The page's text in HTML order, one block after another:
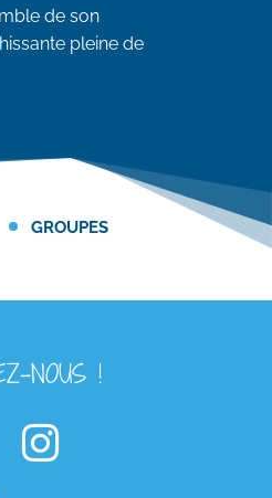
de son
pleine de
GROUPES
NOUS !